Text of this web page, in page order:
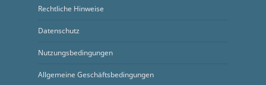
Rechtliche Hinweise
Datenschutz
Nutzungsbedingungen
Allgemeine Geschäftsbedingungen